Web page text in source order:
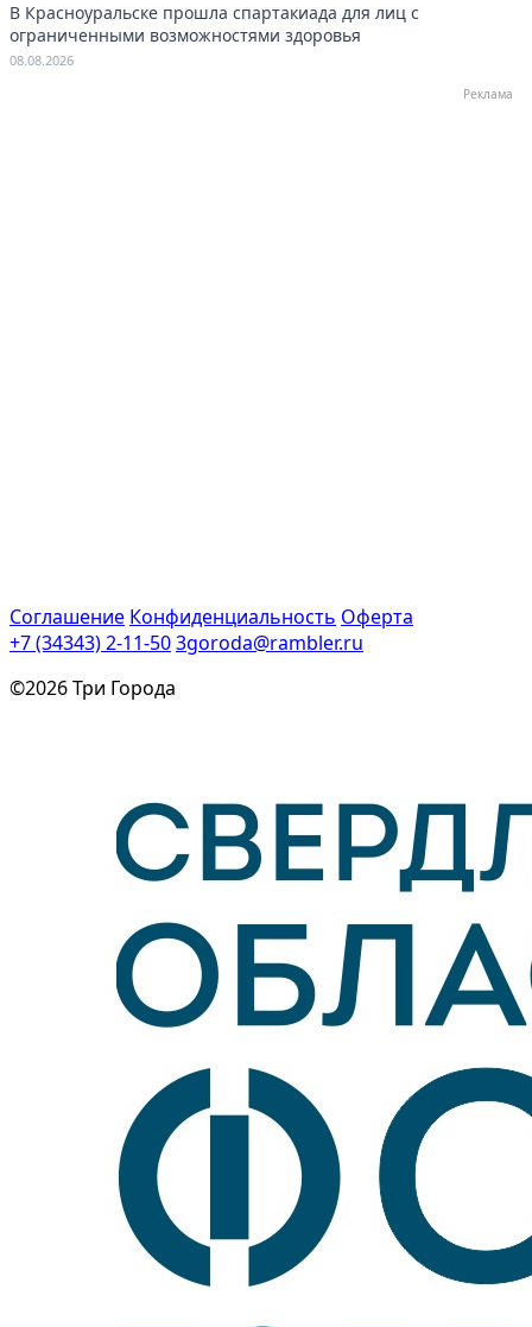
В Красноуральске прошла спартакиада для лиц с
ограниченными возможностями здоровья
08.08.2026
Реклама
Соглашение Конфиденциальность Оферта
+7 (34343) 2-11-503goroda@rambler.ru
©2026 Три Города